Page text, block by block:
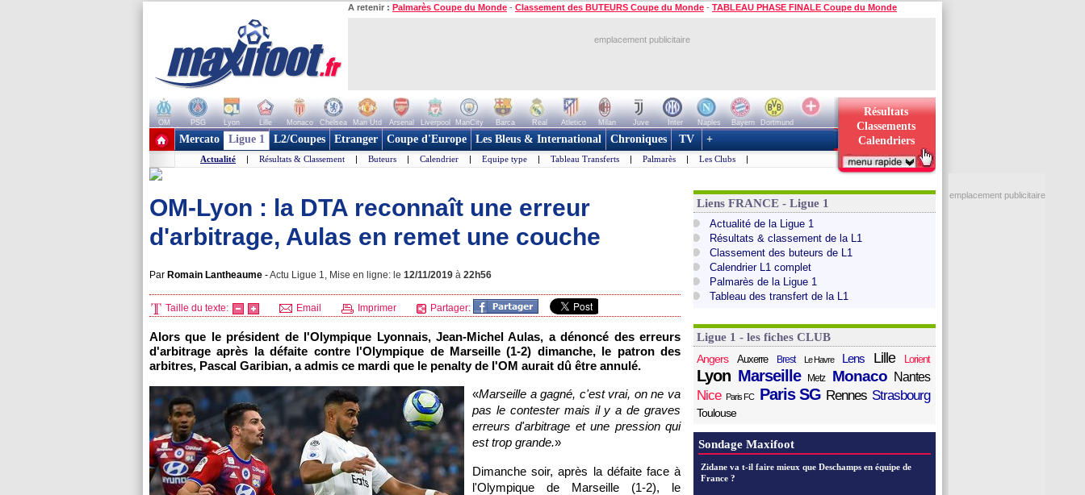
A retenir : Palmarès Coupe du Monde - Classement des BUTEURS Coupe du Monde - TABLEAU PHASE FINALE Coupe du Monde
emplacement publicitaire
OM PSG Lyon Lille Monaco Chelsea Man Utd Arsenal Liverpool ManCity Barca Real Atletico Milan Juve Inter Naples Bayern
Dortmund
+ de clubs
Résultats
Classements
Calendriers
Mercato Ligue 1 L2/Coupes Etranger Coupe d'Europe Les Bleus & International Chroniques TV +
Actualité | Résultats & Classement | Buteurs | Calendrier | Equipe type | Tableau Transferts | Palmarès | Les Clubs |
OM-Lyon : la DTA reconnaît une erreur
d'arbitrage, Aulas en remet une couche
Par Romain Lantheaume -Actu Ligue 1, Mise en ligne: le 12/11/2019 à 22h56
Taille du texte: Email Imprimer Partager:
Alors que le président de l'Olympique Lyonnais, Jean-Michel Aulas, a dénoncé des erreurs
d'arbitrage après la défaite contre l'Olympique de Marseille (1-2) dimanche, le patron des
arbitres, Pascal Garibian, a admis ce mardi que le penalty de l'OM aurait dû être annulé.
«Marseille a gagné, c'est vrai, on ne va
pas le contester mais il y a de graves
erreurs d'arbitrage et une pression qui
est trop grande.»
Dimanche soir, après la défaite face à
l'Olympique de Marseille (1-2), le
Liens FRANCE - Ligue 1
Actualité de la Ligue 1
Résultats & classement de la L1
Classement des buteurs de L1
Calendrier L1 complet
Palmarès de la Ligue 1
Tableau des transfert de la L1
Ligue 1 - les fiches CLUB
Angers
Auxerre Brest Le Havre Lens Lille Lorient
Lyon Marseille Metz Monaco Nantes
Nice Paris FC Paris SG Rennes Strasbourg
Toulouse
Sondage Maxifoot
Zidane va t-il faire mieux que Deschamps en équipe de
France ?
emplacement publicitaire